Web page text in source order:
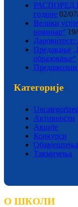
РАСПОРЕД
године 02/
Велики
новинар“
Даровитост:
Предавање
образовање“
Предшколци
Категорије
Uncategorized
Активности
Акције
Конкурси
Обавјештења
Такмичења
О ШКОЛИ